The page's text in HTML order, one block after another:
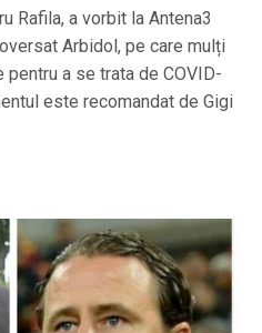
Rafila, a vorbit la Antena3
Arbidol, pe care mulți
pentru a se trata de COVID-
este recomandat de Gigi